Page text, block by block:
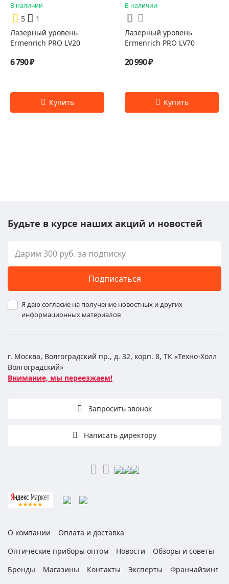
В наличии
5
1
Лазерный уровень
Ermenrich PRO LV20
6 790 ₽
В наличии
Лазерный уровень
Ermenrich PRO LV70
20 990 ₽
Будьте в курсе наших акций и новостей
Подписаться
Я даю согласие на получение новостных и других
информационных материалов
г. Москва, Волгоградский пр., д. 32, корп. 8, ТК «Техно-Холл
Волгоградский»
Внимание, мы переезжаем!
Запросить звонок
Написать директору
О компании
Оплата и доставка
Оптические приборы оптом
Новости
Обзоры и советы
Бренды
Магазины Контакты Эксперты
Франчайзинг